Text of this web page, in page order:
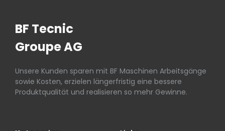
BF Tecnic
Groupe AG
Unsere Kunden sparen mit BF Maschinen Arbeitsgänge
sowie Kosten, erzielen längerfristig eine bessere
Produktqualität und realisieren so mehr Gewinne.